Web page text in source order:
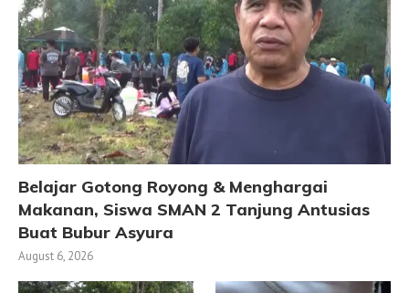
Belajar Gotong Royong & Menghargai
Makanan, Siswa SMAN 2 Tanjung Antusias
Buat Bubur Asyura
August 6, 2026